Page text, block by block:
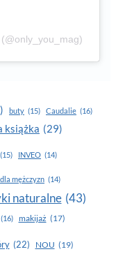
buty (15) Caudalie (16)
książka (29)
(15) INVEO (14)
mężczyzn (14)
naturalne (43)
(16) makijaż (17)
(22) NOU (19)